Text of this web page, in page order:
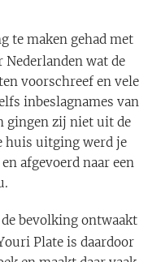
te maken gehad met
wat de
voorschreef en vele
inbeslagnames van
gingen zij niet uit de
huis uitging werd je
afgevoerd naar een
bevolking ontwaakt
Plate is daardoor